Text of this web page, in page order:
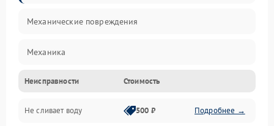
Механические повреждения
Механика
Управление
Электропитание
Неисправности Стоимость
Не сливает воду 500 ₽ Подробнее →